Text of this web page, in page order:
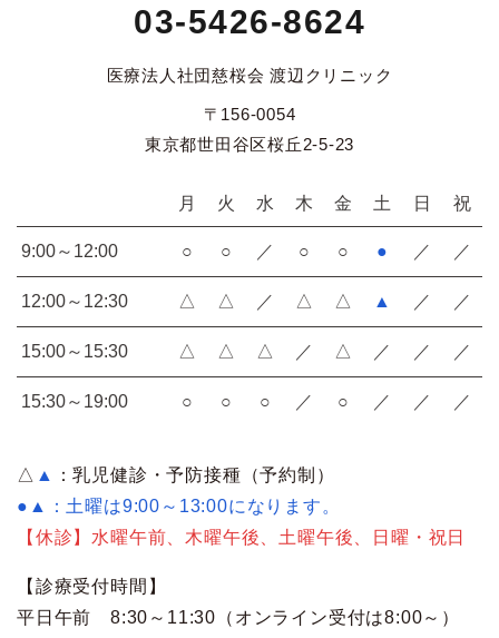
03-5426-8624
医療法人社団慈桜会 渡辺クリニック
〒156-0054
東京都世田谷区桜丘2-5-23
月 火 水 木 金 土 日 祝
9:00～12:00 ○ ○ ／ ○ ○ ● ／ ／
12:00～12:30 △ △ ／ △ △ ▲ ／ ／
15:00～15:30 △ △ △ ／ △ ／ ／ ／
15:30～19:00 ○ ○ ○ ／ ○ ／ ／ ／
△ ▲
：乳児健診・予防接種（予約制）
●▲：土曜は9:00～13:00になります。
【休診】水曜午前、木曜午後、土曜午後、日曜・祝日
【診療受付時間】
平日午前 8:30～11:30（オンライン受付は8:00～）